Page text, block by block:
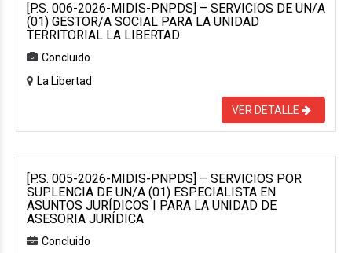
[P.S. 006-2026-MIDIS-PNPDS] – SERVICIOS DE UN/A
(01) GESTOR/A SOCIAL PARA LA UNIDAD
TERRITORIAL LA LIBERTAD
Concluido
La Libertad
VER DETALLE
[P.S. 005-2026-MIDIS-PNPDS] – SERVICIOS POR
SUPLENCIA DE UN/A (01) ESPECIALISTA EN
ASUNTOS JURÍDICOS I PARA LA UNIDAD DE
ASESORIA JURÍDICA
Concluido